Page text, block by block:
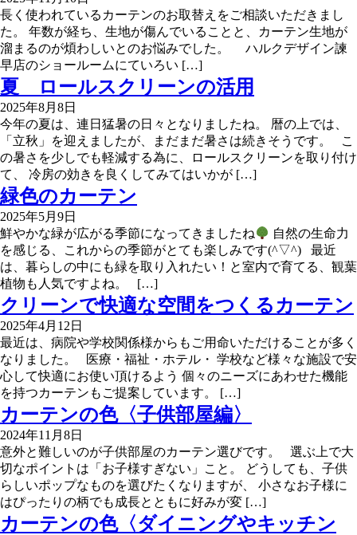
長く使われているカーテンのお取替えをご相談いただきまし
た。 年数が経ち、生地が傷んでいることと、カーテン生地が
溜まるのが煩わしいとのお悩みでした。 ハルクデザイン諫
早店のショールームにていろい […]
夏 ロールスクリーンの活用
2025年8月8日
今年の夏は、連日猛暑の日々となりましたね。 暦の上では、
「立秋」を迎えましたが、まだまだ暑さは続きそうです。 こ
の暑さを少しでも軽減する為に、ロールスクリーンを取り付け
て、 冷房の効きを良くしてみてはいかが […]
緑色のカーテン
2025年5月9日
鮮やかな緑が広がる季節になってきましたね
自然の生命力
を感じる、これからの季節がとても楽しみです(^▽^) 最近
は、暮らしの中にも緑を取り入れたい！と室内で育てる、観葉
植物も人気ですよね。 […]
クリーンで快適な空間をつくるカーテン
2025年4月12日
最近は、病院や学校関係様からもご用命いただけることが多く
なりました。 医療・福祉・ホテル・ 学校など様々な施設で安
心して快適にお使い頂けるよう 個々のニーズにあわせた機能
を持つカーテンもご提案しています。 […]
カーテンの色〈子供部屋編〉
2024年11月8日
意外と難しいのが子供部屋のカーテン選びです。 選ぶ上で大
切なポイントは「お子様すぎない」こと。 どうしても、子供
らしいポップなものを選びたくなりますが、 小さなお子様に
はぴったりの柄でも成長とともに好みが変 […]
カーテンの色〈ダイニングやキッチン